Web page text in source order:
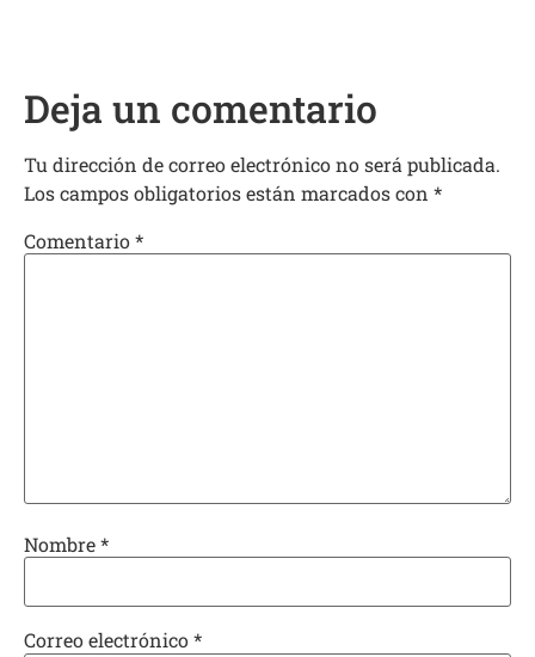
Deja un comentario
Tu dirección de correo electrónico no será publicada.
Los campos obligatorios están marcados con *
Comentario*
Nombre*
Correo electrónico*